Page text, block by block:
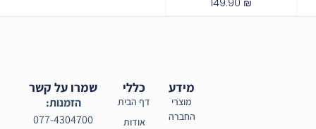
149.90 ₪
כללי
דף הבית
אודות
מידע
מוצרי
החברה
שמרו על קשר
הזמנות:
077-4304700